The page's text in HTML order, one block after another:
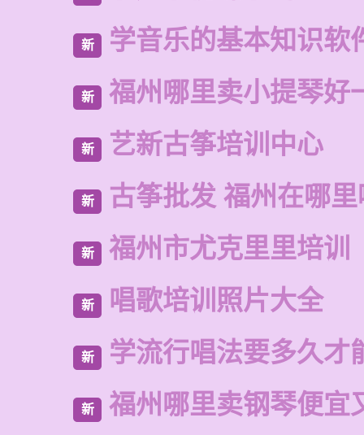
新 学音乐的基本知识软
新 福州哪里卖小提琴好
新 艺新古筝培训中心
新 古筝批发 福州在哪
新 福州市尤克里里培训
新 唱歌培训照片大全
新 学流行唱法要多久才
新 福州哪里卖钢琴便宜